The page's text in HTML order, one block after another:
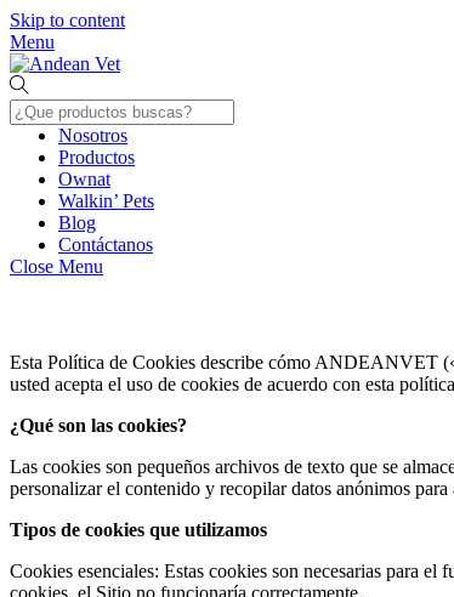
Skip to content
Menu
Nosotros
Productos
Ownat
Walkin’ Pets
Blog
Contáctanos
Close Menu
Esta Política de Cookies describe cómo ANDEANVET
usted acepta el uso de cookies de acuerdo con esta
¿Qué son las cookies?
Las cookies son pequeños archivos de texto que se
personalizar el contenido y recopilar datos anónimos para
Tipos de cookies que utilizamos
Cookies esenciales: Estas cookies son necesarias para
cookies, el Sitio no funcionaría correctamente.